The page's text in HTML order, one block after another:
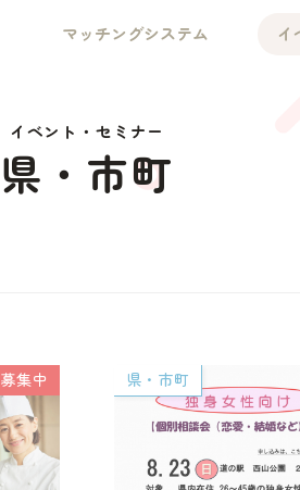
マッチングシステム イ
イベント・セミナー
県・市町
募集中 県・市町